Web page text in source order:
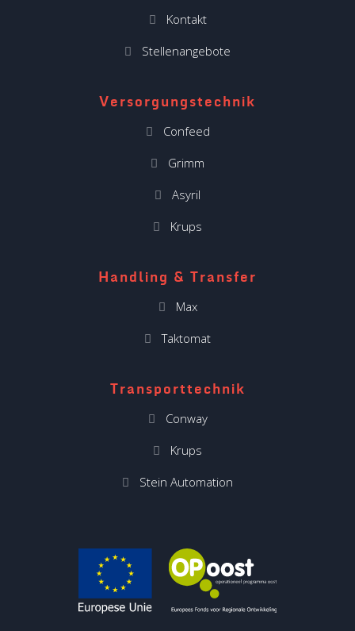
Kontakt
Stellenangebote
Versorgungstechnik
Confeed
Grimm
Asyril
Krups
Handling & Transfer
Max
Taktomat
Transporttechnik
Conway
Krups
Stein Automation